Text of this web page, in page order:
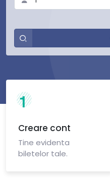
1
Creare cont
Tine evidenta
biletelor tale.